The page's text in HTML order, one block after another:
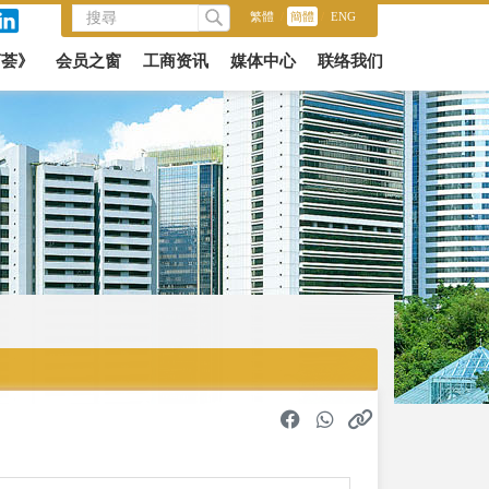
繁體 簡體 ENG
》 会员之窗 工商资讯 媒体中心 联络我们